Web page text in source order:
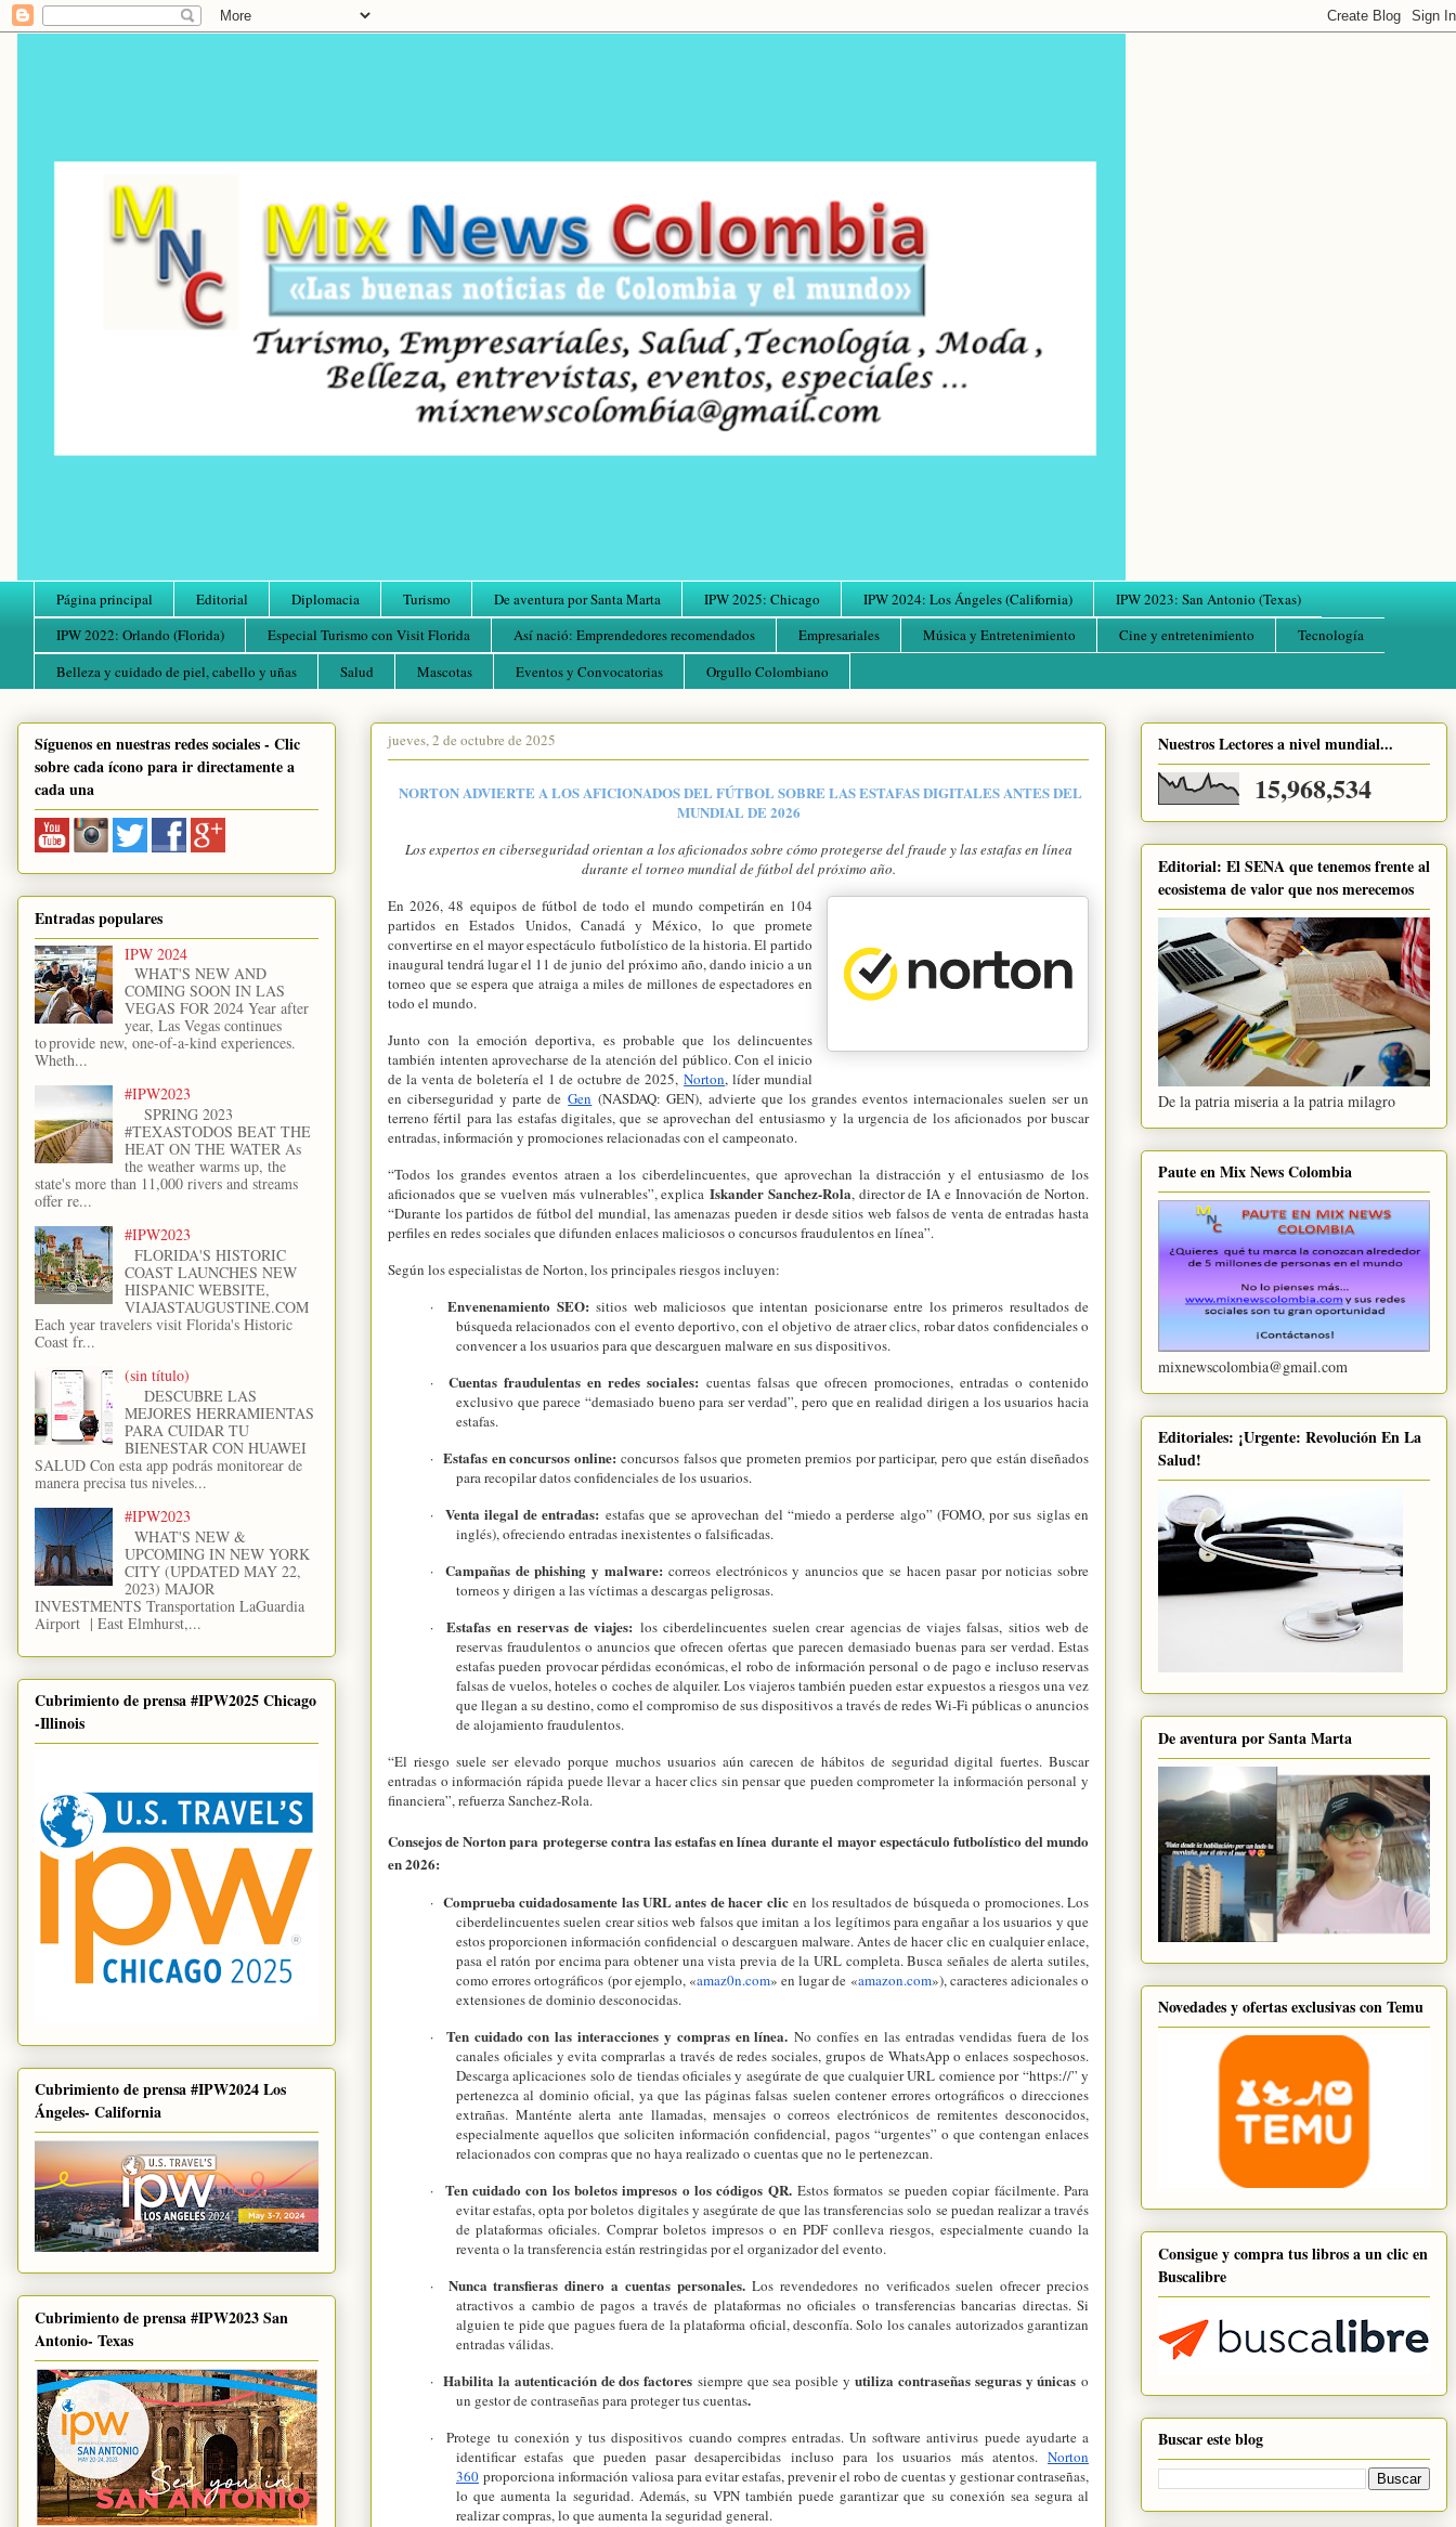
Página principal Editorial Diplomacia Turismo De aventura por Santa Marta IPW 2025: Chicago IPW 2024: Los Ángeles (California)
IPW 2023: San Antonio (Texas)
IPW 2022: Orlando (Florida)
Especial Turismo con Visit Florida Así nació: Emprendedores recomendados Empresariales Música y Entretenimiento Cine y entretenimiento
Tecnología
Belleza y cuidado de piel, cabello y uñas
Salud Mascotas Eventos y Convocatorias Orgullo Colombiano
jueves, 2 de octubre de 2025
NORTON ADVIERTE A LOS AFICIONADOS DEL FÚTBOL SOBRE LAS ESTAFAS DIGITALES ANTES DEL
MUNDIAL DE 2026
Los expertos en ciberseguridad orientan a los aficionados sobre cómo protegerse del fraude y las estafas en línea
durante el torneo mundial de fútbol del próximo año.
En 2026, 48 equipos de fútbol de todo el mundo competirán en 104
partidos en Estados Unidos, Canadá y México, lo que promete
convertirse en el mayor espectáculo futbolístico de la historia. El partido
inaugural tendrá lugar el 11 de junio del próximo año, dando inicio a un
torneo que se espera que atraiga a miles de millones de espectadores en
todo el mundo.
Junto con la emoción deportiva, es probable que los delincuentes
también intenten aprovecharse de la atención del público. Con el inicio
de la venta de boletería el 1 de octubre de 2025,Norton, líder mundial
en ciberseguridad y parte deGen (NASDAQ: GEN), advierte que los grandes eventos internacionales suelen ser un
terreno fértil para las estafas digitales, que se aprovechan del entusiasmo y la urgencia de los aficionados por buscar
entradas, información y promociones relacionadas con el campeonato.
“Todos los grandes eventos atraen a los ciberdelincuentes, que aprovechan la distracción y el entusiasmo de los
aficionados que se vuelven más vulnerables”, explicaIskander Sanchez-Rola, director de IA e Innovación de Norton.
“Durante los partidos de fútbol del mundial, las amenazas pueden ir desde sitios web falsos de venta de entradas hasta
perfiles en redes sociales que difunden enlaces maliciosos o concursos fraudulentos en línea”.
Según los especialistas de Norton, los principales riesgos incluyen:
·
Envenenamiento SEO: sitios web maliciosos que intentan posicionarse entre los primeros resultados de
búsqueda relacionados con el evento deportivo, con el objetivo de atraer clics, robar datos confidenciales o
convencer a los usuarios para que descarguen malware en sus dispositivos.
·
Cuentas fraudulentas en redes sociales: cuentas falsas que ofrecen promociones, entradas o contenido
exclusivo que parece “demasiado bueno para ser verdad”, pero que en realidad dirigen a los usuarios hacia
estafas.
· Estafas en concursos online: concursos falsos que prometen premios por participar, pero que están diseñados
para recopilar datos confidenciales de los usuarios.
·
Venta ilegal de entradas: estafas que se aprovechan del “miedo a perderse algo” (FOMO, por sus siglas en
inglés), ofreciendo entradas inexistentes o falsificadas.
·
Campañas de phishing y malware:correos electrónicos y anuncios que se hacen pasar por noticias sobre
torneos y dirigen a las víctimas a descargas peligrosas.
·
Estafas en reservas de viajes: los ciberdelincuentes suelen crear agencias de viajes falsas, sitios web de
reservas fraudulentos o anuncios que ofrecen ofertas que parecen demasiado buenas para ser verdad. Estas
estafas pueden provocar pérdidas económicas, el robo de información personal o de pago e incluso reservas
falsas de vuelos, hoteles o coches de alquiler. Los viajeros también pueden estar expuestos a riesgos una vez
que llegan a su destino, como el compromiso de sus dispositivos a través de redes Wi-Fi públicas o anuncios
de alojamiento fraudulentos.
“El riesgo suele ser elevado porque muchos usuarios aún carecen de hábitos de seguridad digital fuertes. Buscar
entradas o información rápida puede llevar a hacer clics sin pensar que pueden comprometer la información personal y
financiera”, refuerza Sanchez-Rola.
Consejos de Norton para protegerse contra las estafas en líneadurante el mayor espectáculo futbolístico del mundo
en 2026:
· Comprueba cuidadosamente las URL antes de hacer clicen los resultados de búsqueda o promociones. Los
ciberdelincuentes suelen crear sitios web falsos que imitan a los legítimos para engañar a los usuarios y que
estos proporcionen información confidencial o descarguen malware. Antes de hacer clic en cualquier enlace,
pasa el ratón por encima para obtener una vista previa de la URL completa. Busca señales de alerta sutiles,
como errores ortográficos (por ejemplo, «amaz0n.com» en lugar de «amazon.com»), caracteres adicionales o
extensiones de dominio desconocidas.
·
Ten cuidado con las interacciones y compras en línea.No confíes en las entradas vendidas fuera de los
canales oficiales y evita comprarlas a través de redes sociales, grupos de WhatsApp o enlaces sospechosos.
Descarga aplicaciones solo de tiendas oficiales y asegúrate de que cualquier URL comience por “https://” y
pertenezca al dominio oficial, ya que las páginas falsas suelen contener errores ortográficos o direcciones
extrañas. Manténte alerta ante llamadas, mensajes o correos electrónicos de remitentes desconocidos,
especialmente aquellos que soliciten información confidencial, pagos “urgentes” o que contengan enlaces
relacionados con compras que no haya realizado o cuentas que no le pertenezcan.
·
Ten cuidado con los boletos impresos o los códigos QR.Estos formatos se pueden copiar fácilmente. Para
evitar estafas, opta por boletos digitales y asegúrate de que las transferencias solo se puedan realizar a través
de plataformas oficiales. Comprar boletos impresos o en PDF conlleva riesgos, especialmente cuando la
reventa o la transferencia están restringidas por el organizador del evento.
·
Nunca transfieras dinero a cuentas personales.Los revendedores no verificados suelen ofrecer precios
atractivos a cambio de pagos a través de plataformas no oficiales o transferencias bancarias directas. Si
alguien te pide que pagues fuera de la plataforma oficial, desconfía. Solo los canales autorizados garantizan
entradas válidas.
· Habilita la autenticación de dos factores siempre que sea posible y utiliza contraseñas seguras y únicaso
un gestor de contraseñas para proteger tus cuentas.
·
Protege tu conexión y tus dispositivos cuando compres entradas. Un software antivirus puede ayudarte a
identificar estafas que pueden pasar desapercibidas incluso para los usuarios más atentos. Norton
360 proporciona información valiosa para evitar estafas, prevenir el robo de cuentas y gestionar contraseñas,
lo que aumenta la seguridad. Además, su VPN también puede garantizar que su conexión sea segura al
realizar compras, lo que aumenta la seguridad general.
Síguenos en nuestras redes sociales - Clic
sobre cada ícono para ir directamente a
cada una
Entradas populares
IPW 2024
WHAT'S NEW AND
COMING SOON IN LAS
VEGAS FOR 2024 Year after
year, Las Vegas continues
to provide new, one-of-a-kind experiences.
Wheth...
#IPW2023
SPRING 2023
#TEXASTODOS BEAT THE
HEAT ON THE WATER As
the weather warms up, the
state's more than 11,000 rivers and streams
offer re...
#IPW2023
FLORIDA'S HISTORIC
COAST LAUNCHES NEW
HISPANIC WEBSITE,
VIAJASTAUGUSTINE.COM
Each year travelers visit Florida's Historic
Coast fr...
(sin título)
DESCUBRE LAS
MEJORES HERRAMIENTAS
PARA CUIDAR TU
BIENESTAR CON HUAWEI
SALUD Con esta app podrás monitorear de
manera precisa tus niveles...
#IPW2023
WHAT'S NEW &
UPCOMING IN NEW YORK
CITY (UPDATED MAY 22,
2023) MAJOR
INVESTMENTS Transportation LaGuardia
Airport | East Elmhurst,...
Cubrimiento de prensa #IPW2025 Chicago
-Illinois
Cubrimiento de prensa #IPW2024 Los
Ángeles- California
Cubrimiento de prensa #IPW2023 San
Antonio- Texas
Nuestros Lectores a nivel mundial...
15,968,534
Editorial: El SENA que tenemos frente al
ecosistema de valor que nos merecemos
De la patria miseria a la patria milagro
Paute en Mix News Colombia
mixnewscolombia@gmail.com
Editoriales: ¡Urgente: Revolución En La
Salud!
De aventura por Santa Marta
Novedades y ofertas exclusivas con Temu
Consigue y compra tus libros a un clic en
Buscalibre
Buscar este blog